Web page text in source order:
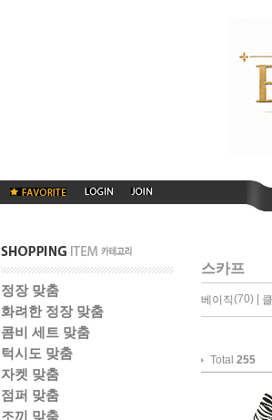
정장 맞춤
화려한 정장 맞춤
콤비 세트 맞춤
턱시도 맞춤
자켓 맞춤
점퍼 맞춤
조끼 맞춤
스카프
베이직(70) |
Total 255